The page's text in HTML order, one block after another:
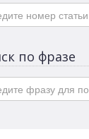
по фразе